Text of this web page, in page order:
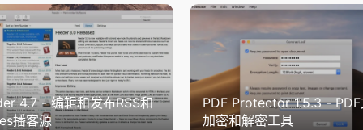
编辑和发布RSS和
播客源
PDF Protector 1.5.3 - PDF文档
加密和解密工具